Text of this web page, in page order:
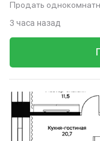
Продать
3 часа назад